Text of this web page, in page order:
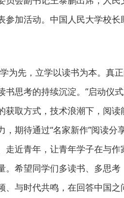
参加活动。中国人民大学校
为先，立学以读书为本。真
书思考的持续沉淀。”启动仪
获取方式，技术浪潮下，阅
，期待通过“名家新作”阅读
走近青年，让青年学子在与
。希望同学们多读书、多思
、与时代共鸣，在回答中国